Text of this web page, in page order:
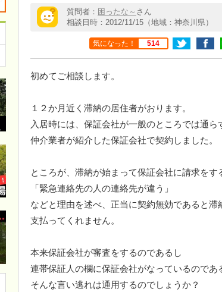
質問者： 困ったな～ さん
相談日時：2012/11/15（地域：神奈川県）
気になった！ 514
初めてご相談します。
１２か月近く滞納の居住者がおります。
入居時には、保証会社が一般のところでは通ら
仲介業者が紹介した保証会社で契約しました。
ところが、滞納が始まって保証会社に請求をす
「緊急連絡先の人の連絡先が違う」
などと理由を述べ、正当に契約無効であると滞
支払ってくれません。
本来保証会社が審査をするのであるし
連帯保証人の欄に保証会社がなっているのであ
そんな言い逃れは通用するのでしょうか？